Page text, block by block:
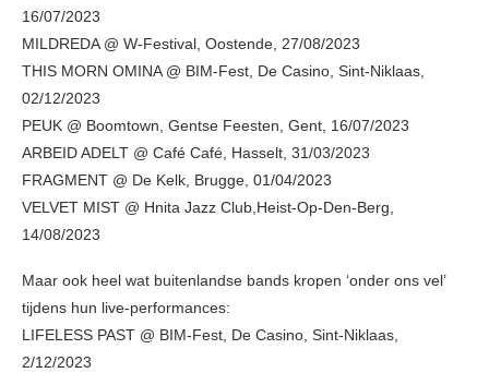
16/07/2023
MILDREDA @ W-Festival, Oostende, 27/08/2023
THIS MORN OMINA @ BIM-Fest, De Casino, Sint-Niklaas,
02/12/2023
PEUK @ Boomtown, Gentse Feesten, Gent, 16/07/2023
ARBEID ADELT @ Café Café, Hasselt, 31/03/2023
FRAGMENT @ De Kelk, Brugge, 01/04/2023
VELVET MIST @ Hnita Jazz Club,Heist-Op-Den-Berg,
14/08/2023
Maar ook heel wat buitenlandse bands kropen ‘onder ons vel’
tijdens hun live-performances:
LIFELESS PAST @ BIM-Fest, De Casino, Sint-Niklaas,
2/12/2023